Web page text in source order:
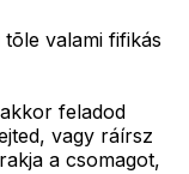
valami fifikás
feladod
vagy ráírsz
a csomagot,